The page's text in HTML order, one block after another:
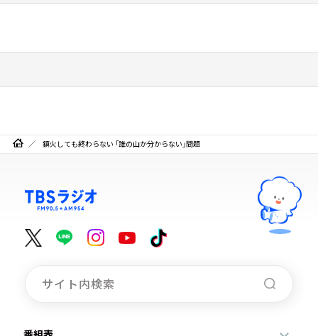
鎮火しても終わらない 「誰の山か分からない」問題